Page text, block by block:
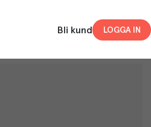
Bli kund LOGGA IN